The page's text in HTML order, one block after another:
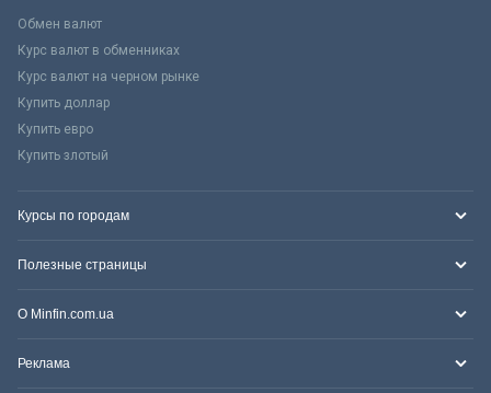
Обмен валют
Курс валют в обменниках
Курс валют на черном рынке
Купить доллар
Купить евро
Купить злотый
Курсы по городам
Полезные страницы
О Minfin.com.ua
Реклама